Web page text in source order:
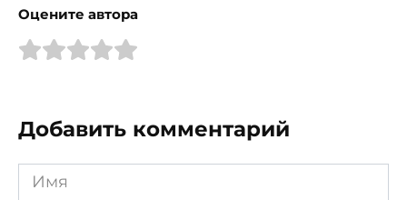
Оцените автора
Добавить комментарий
Имя